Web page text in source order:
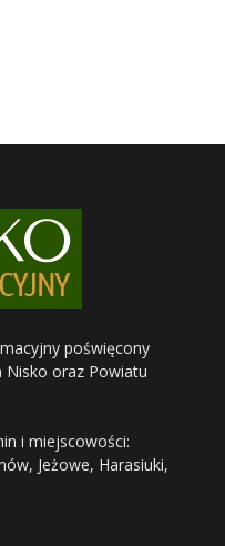
poświęcony
Nisko oraz Powiatu
i miejscowości:
Jeżowe, Harasiuki,